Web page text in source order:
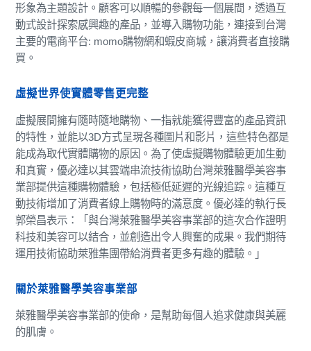
形象為主題設計。顧客可以順暢的參觀每一個展間，透過互
動式設計探索感興趣的產品，並導入購物功能，連接到台灣
主要的電商平台: momo購物網和蝦皮商城，讓消費者直接購
買。
虛擬世界使實體零售更完整
虛擬展間擁有隨時隨地購物、一指就能獲得豐富的產品資訊
的特性，並能以3D方式呈現各種圖片和影片，這些特色都是
能成為取代實體購物的原因。為了使虛擬購物體驗更加生動
和真實，優必達以其雲端串流技術協助台灣萊雅醫學美容事
業部提供這種購物體驗，包括極低延遲的光線追踪。這種互
動技術增加了消費者線上購物時的滿意度。優必達的執行長
郭榮昌表示：「與台灣萊雅醫學美容事業部的這次合作證明
科技和美容可以結合，並創造出令人興奮的成果。我們期待
運用技術協助萊雅集團帶給消費者更多有趣的體驗。」
關於萊雅醫學美容事業部
萊雅醫學美容事業部的使命，是幫助每個人追求健康與美麗
的肌膚。